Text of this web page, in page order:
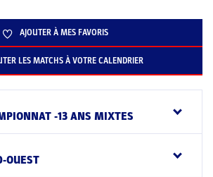
AJOUTER À MES FAVORIS
LES MATCHS À VOTRE CALENDRIER
-13 ANS MIXTES
OUEST